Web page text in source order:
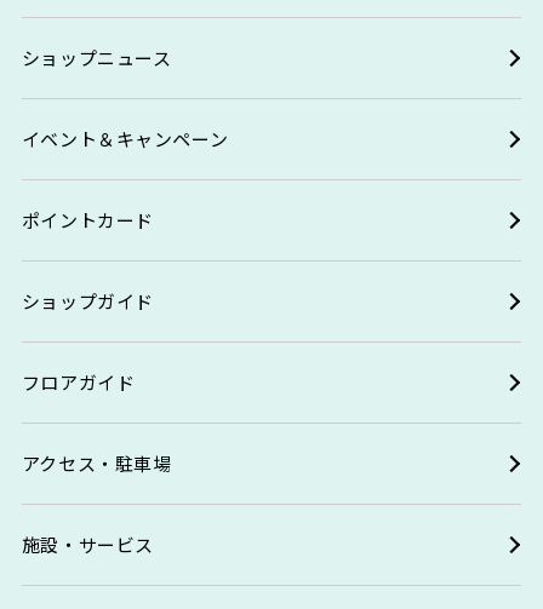
ショップニュース
イベント＆キャンペーン
ポイントカード
ショップガイド
フロアガイド
アクセス・駐車場
施設・サービス